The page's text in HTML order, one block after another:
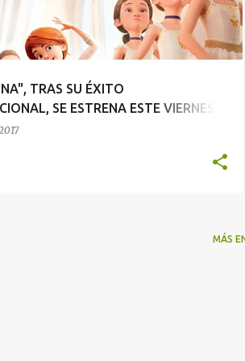
TRAS SU ÉXITO
SE ESTRENA ESTE VIERNES
EN MÁS DE 300 CINES
MÁS